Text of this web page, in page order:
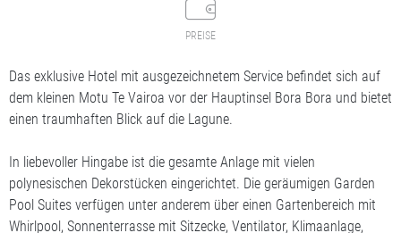
PREISE
Das exklusive Hotel mit ausgezeichnetem Service befindet sich auf
dem kleinen Motu Te Vairoa vor der Hauptinsel Bora Bora und bietet
einen traumhaften Blick auf die Lagune.
In liebevoller Hingabe ist die gesamte Anlage mit vielen
polynesischen Dekorstücken eingerichtet. Die geräumigen Garden
Pool Suites verfügen unter anderem über einen Gartenbereich mit
Whirlpool, Sonnenterrasse mit Sitzecke, Ventilator, Klimaanlage,